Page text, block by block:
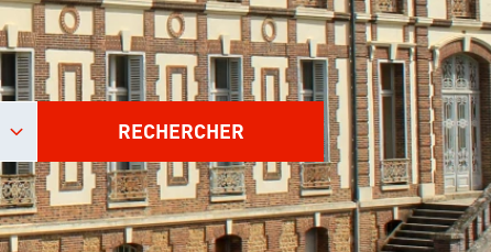
RECHERCHER